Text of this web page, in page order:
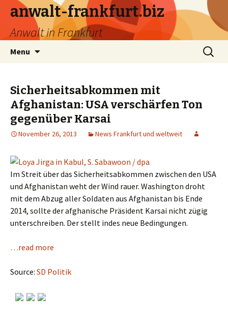
anwalt-frankfurt.biz
Anwalt in Frankfurt
Menu
Search
for:
Sicherheitsabkommen mit
Afghanistan: USA verschärfen Ton
gegenüber Karsai
November 26, 2013 News Frankfurt und weltweit
Im Streit über das Sicherheitsabkommen zwischen den USA
und Afghanistan weht der Wind rauer. Washington droht
mit dem Abzug aller Soldaten aus Afghanistan bis Ende
2014, sollte der afghanische Präsident Karsai nicht zügig
unterschreiben. Der stellt indes neue Bedingungen.
…read more
Source: SD Politik